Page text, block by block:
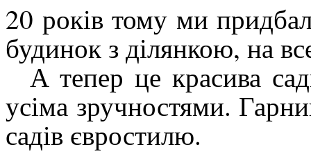
20 років тому ми
будинок з ділянкою, на
А тепер це красива
усіма зручностями.
садів євростилю.